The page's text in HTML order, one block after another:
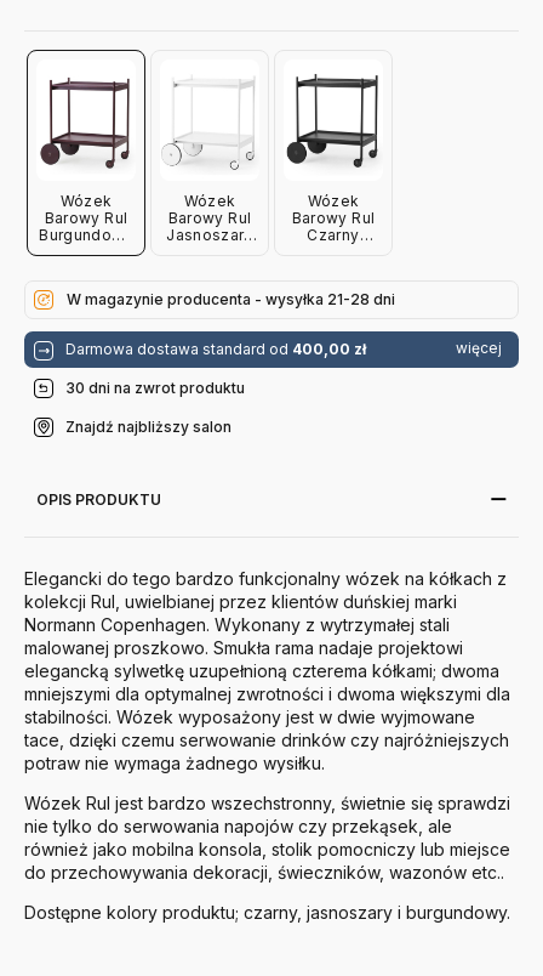
Wózek
Barowy Rul
Burgundowy
Normann
Wózek
Barowy Rul
Jasnoszary
Wózek
Barowy Rul
Czarny
W magazynie producenta - wysyłka 21-28 dni
Darmowa dostawa standard od 400,00 zł więcej
30 dni na zwrot produktu
Znajdź najbliższy salon
OPIS PRODUKTU
Elegancki do tego bardzo funkcjonalny wózek na kółkach z
kolekcji Rul, uwielbianej przez klientów duńskiej marki
Normann Copenhagen. Wykonany z wytrzymałej stali
malowanej proszkowo. Smukła rama nadaje projektowi
elegancką sylwetkę uzupełnioną czterema kółkami; dwoma
mniejszymi dla optymalnej zwrotności i dwoma większymi dla
stabilności. Wózek wyposażony jest w dwie wyjmowane
tace, dzięki czemu serwowanie drinków czy najróżniejszych
potraw nie wymaga żadnego wysiłku.
Wózek Rul jest bardzo wszechstronny, świetnie się sprawdzi
nie tylko do serwowania napojów czy przekąsek, ale
również jako mobilna konsola, stolik pomocniczy lub miejsce
do przechowywania dekoracji, świeczników, wazonów etc..
Dostępne kolory produktu; czarny, jasnoszary i burgundowy.